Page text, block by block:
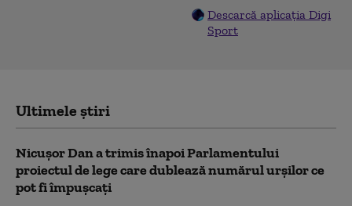
Descarcă aplicația Digi
Sport
Ultimele știri
Nicușor Dan a trimis înapoi Parlamentului
proiectul de lege care dublează numărul urșilor ce
pot fi împușcați